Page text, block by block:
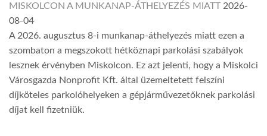
MISKOLCON A MUNKANAP-ÁTHELYEZÉS MIATT 2026-
08-04
A 2026. augusztus 8-i munkanap-áthelyezés miatt ezen a
szombaton a megszokott hétköznapi parkolási szabályok
lesznek érvényben Miskolcon. Ez azt jelenti, hogy a Miskolci
Városgazda Nonprofit Kft. által üzemeltetett felszíni
díjköteles parkolóhelyeken a gépjárművezetőknek parkolási
díjat kell fizetniük.